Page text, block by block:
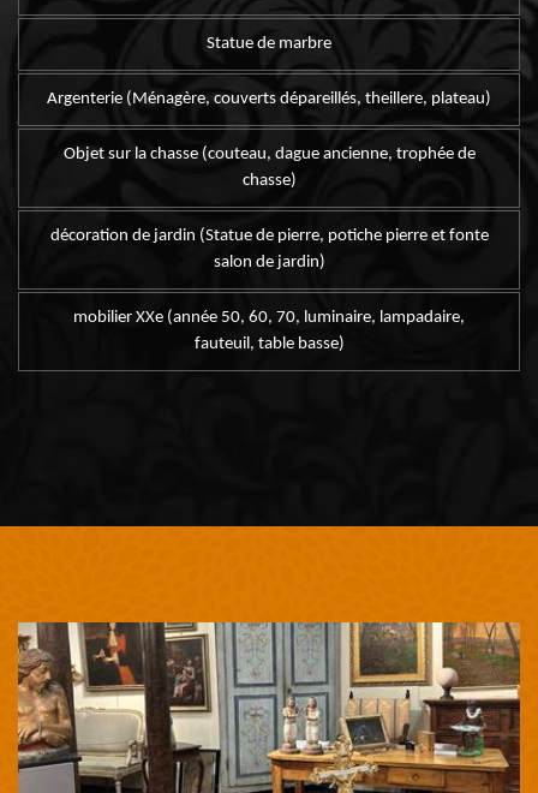
Statue de marbre
Argenterie (Ménagère, couverts dépareillés, theillere, plateau)
Objet sur la chasse (couteau, dague ancienne, trophée de
chasse)
décoration de jardin (Statue de pierre, potiche pierre et fonte
salon de jardin)
mobilier XXe (année 50, 60, 70, luminaire, lampadaire,
fauteuil, table basse)